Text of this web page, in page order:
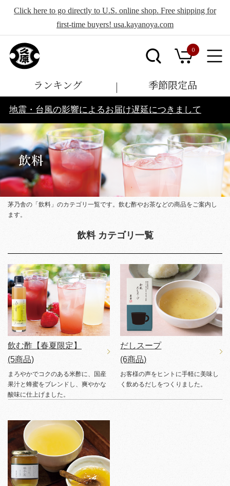
Click here to go directly to U.S. online shop. Free shipping for
first-time buyers! usa.kayanoya.com
0
ランキング 季節限定品
地震・台風の影響によるお届け遅延につきまして
茅乃舎の「飲料」のカテゴリ一覧です。飲む酢やお茶などの商品をご案内し
ます。
飲料 カテゴリ一覧
飲む酢【春夏限定】
(5商品)
まろやかでコクのある米酢に、国産
果汁と蜂蜜をブレンドし、爽やかな
酸味に仕上げました。
だしスープ
(6商品)
お客様の声をヒントに手軽に美味し
く飲めるだしをつくりました。